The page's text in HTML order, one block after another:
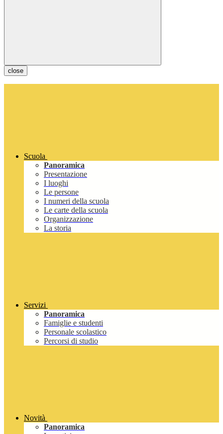
close
Scuola
Panoramica
Presentazione
I luoghi
Le persone
I numeri della scuola
Le carte della scuola
Organizzazione
La storia
Servizi
Panoramica
Famiglie e studenti
Personale scolastico
Percorsi di studio
Novità
Panoramica